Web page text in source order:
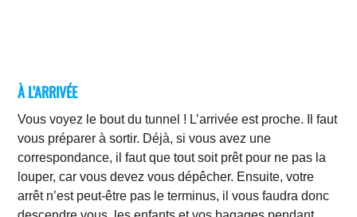
À L’ARRIVÉE
Vous voyez le bout du tunnel ! L’arrivée est proche. Il faut
vous préparer à sortir. Déjà, si vous avez une
correspondance, il faut que tout soit prêt pour ne pas la
louper, car vous devez vous dépêcher. Ensuite, votre
arrêt n’est peut-être pas le terminus, il vous faudra donc